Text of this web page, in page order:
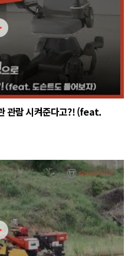
관람 시켜준다고?! (feat.